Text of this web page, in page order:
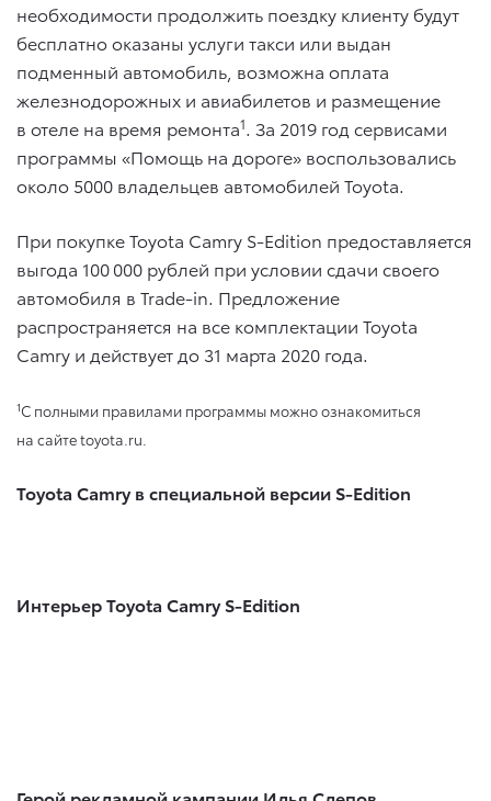
необходимости продолжить поездку клиенту будут
бесплатно оказаны услуги такси или выдан
подменный автомобиль, возможна оплата
железнодорожных и авиабилетов и размещение
в отеле на время ремонта1. За 2019 год сервисами
программы «Помощь на дороге» воспользовались
около 5000 владельцев автомобилей Toyota.
При покупке Toyota Camry S-Edition предоставляется
выгода 100 000 рублей при условии сдачи своего
автомобиля в Trade-in. Предложение
распространяется на все комплектации Toyota
Camry и действует до 31 марта 2020 года.
1С полными правилами программы можно ознакомиться
на сайте toyota.ru.
Toyota Camry в специальной версии S-Edition
Интерьер Toyota Camry S-Edition